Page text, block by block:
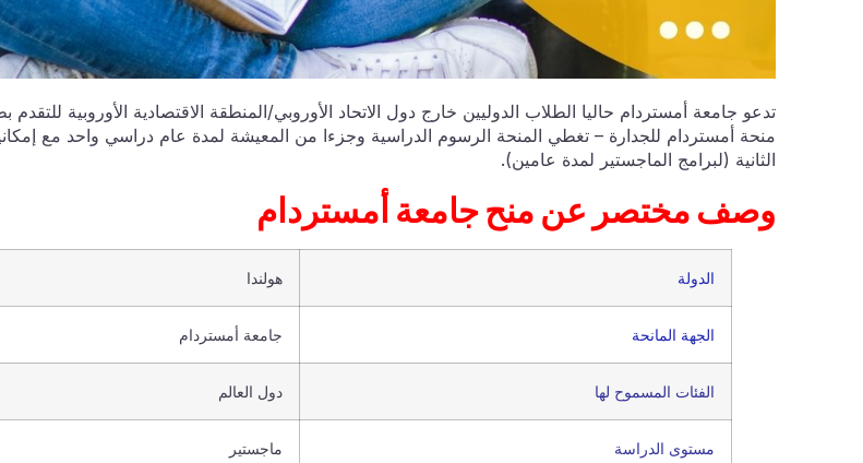
تدعو جامعة أمستردام حاليا الطلاب الدوليين خارج دول الاتحاد الأوروبي/المنطقة الاقتصادية الأوروبية
منحة أمستردام للجدارة – تغطي المنحة الرسوم الدراسية وجزءا من المعيشة لمدة عام دراسي واحد مع
الثانية (لبرامج الماجستير لمدة عامين).
وصف مختصر عن منح جامعة أمستردام
الدولة هولندا
الجهة المانحة جامعة أمستردام
الفئات المسموح لها دول العالم
مستوى الدراسة ماجستير